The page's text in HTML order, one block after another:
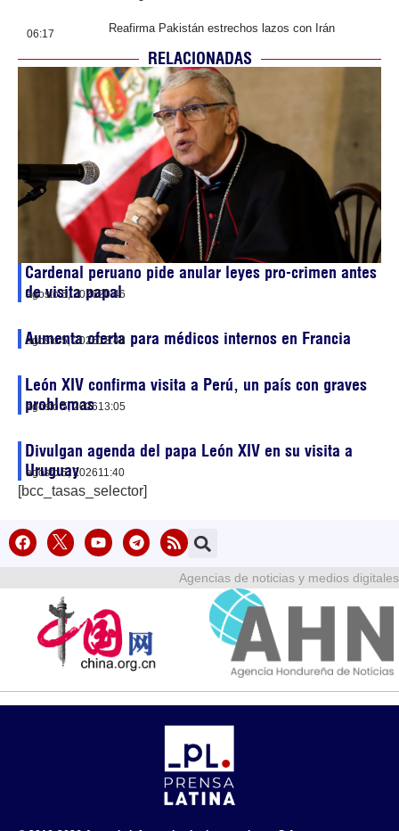
06:17 Reafirma Pakistán estrechos lazos con Irán
RELACIONADAS
Cardenal peruano pide anular leyes pro-crimen antes
de visita papal
agosto 5, 202620:46
Aumenta oferta para médicos internos en Francia
agosto 5, 202613:48
León XIV confirma visita a Perú, un país con graves
problemas
agosto 5, 202613:05
Divulgan agenda del papa León XIV en su visita a
Uruguay
agosto 5, 202611:40
[bcc_tasas_selector]
Agencias de noticias y medios digitales